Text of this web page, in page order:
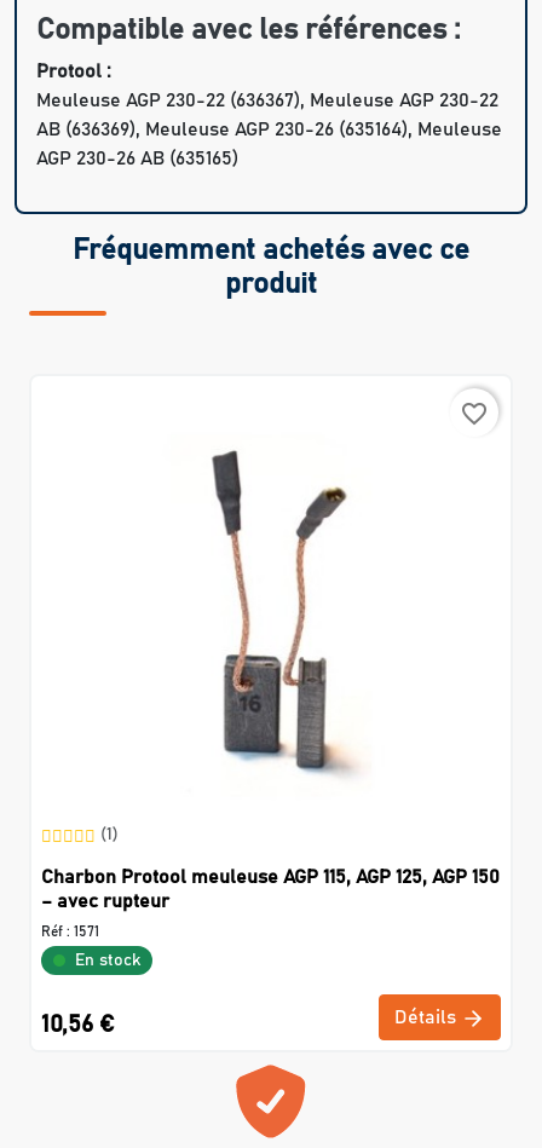
Compatible avec les références :
Protool :
Meuleuse AGP 230-22 (636367), Meuleuse AGP 230-22
AB (636369), Meuleuse AGP 230-26 (635164), Meuleuse
AGP 230-26 AB (635165)
Fréquemment achetés avec ce
produit
favorite_border
(1)
Charbon Protool meuleuse AGP 115, AGP 125, AGP 150
– avec rupteur
Réf : 1571
En stock
10,56 € Détails